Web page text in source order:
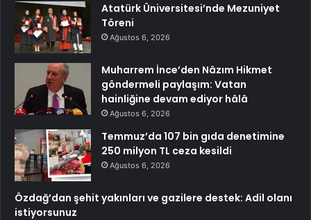
Atatürk Üniversitesi’nde Mezuniyet
Töreni
Ağustos 6, 2026
Muharrem İnce’den Nâzım Hikmet
göndermeli paylaşım: Vatan
hainliğine devam ediyor hâlâ
Ağustos 6, 2026
Temmuz’da 107 bin gıda denetimine
250 milyon TL ceza kesildi
Ağustos 6, 2026
Özdağ’dan şehit yakınları ve gazilere destek: Adil olanı
istiyorsunuz